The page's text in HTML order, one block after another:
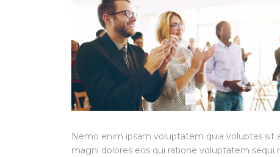
Nemo enim ipsam voluptatem quia voluptas
magni dolores eos qui ratione voluptatem